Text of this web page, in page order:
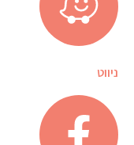
ניווט